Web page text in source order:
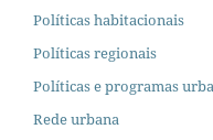
Políticas habitacionais
Políticas regionais
Políticas e programas
Rede urbana